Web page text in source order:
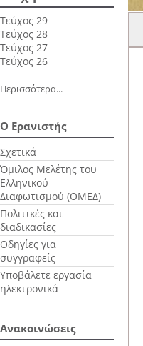
Τεύχος 29
Τεύχος 28
Τεύχος 27
Τεύχος 26
Περισσότερα...
Ο Ερανιστής
Σχετικά
Όμιλος Μελέτης του
Ελληνικού
Διαφωτισμού (ΟΜΕΔ)
Πολιτικές και
διαδικασίες
Οδηγίες για
συγγραφείς
Υποβάλετε εργασία
ηλεκτρονικά
Ανακοινώσεις